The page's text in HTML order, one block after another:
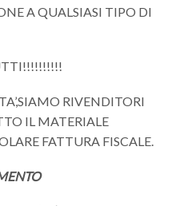
A QUALSIASI TIPO DI
RIVENDITORI
IL MATERIALE
FATTURA FISCALE.